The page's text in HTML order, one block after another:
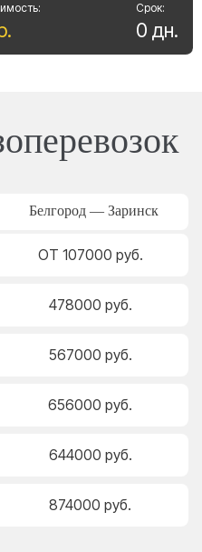
.
Срок:
0 дн.
Белгород — Заринск
ОТ 107000 руб.
478000 руб.
567000 руб.
656000 руб.
644000 руб.
874000 руб.